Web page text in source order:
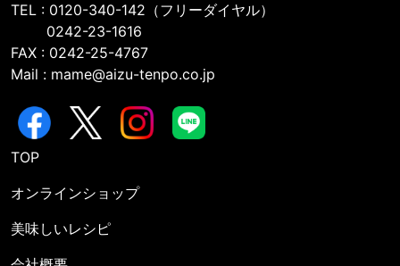
TEL : 0120-340-142（フリーダイヤル）
0242-23-1616
FAX : 0242-25-4767
Mail : mame@aizu-tenpo.co.jp
TOP
オンラインショップ
美味しいレシピ